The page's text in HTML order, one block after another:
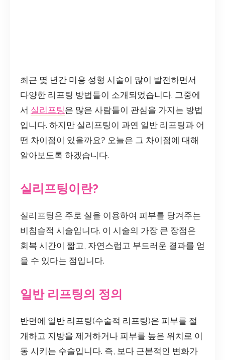
최근 몇 년간 미용 성형 시술이 많이 발전하면서
다양한 리프팅 방법들이 소개되었습니다. 그중에
서 실리프팅은 많은 사람들이 관심을 가지는 방법
입니다. 하지만 실리프팅이 과연 일반 리프팅과 어
떤 차이점이 있을까요? 오늘은 그 차이점에 대해
알아보도록 하겠습니다.
실리프팅이란?
실리프팅은 주로 실을 이용하여 피부를 당겨주는
비침습적 시술입니다. 이 시술의 가장 큰 장점은
회복 시간이 짧고, 자연스럽고 부드러운 결과를 얻
을 수 있다는 점입니다.
일반 리프팅의 정의
반면에 일반 리프팅(수술적 리프팅)은 피부를 절
개하고 지방을 제거하거나 피부를 높은 위치로 이
동 시키는 수술입니다. 즉, 보다 근본적인 변화가